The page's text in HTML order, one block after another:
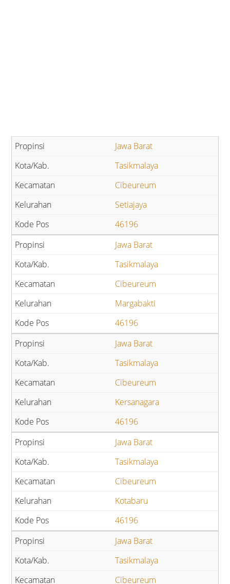
Jawa Barat
Tasikmalaya
Cibeureum
Setiajaya
46196
Jawa Barat
Tasikmalaya
Cibeureum
Margabakti
46196
Jawa Barat
Tasikmalaya
Cibeureum
Kersanagara
46196
Jawa Barat
Tasikmalaya
Cibeureum
Kotabaru
46196
Jawa Barat
Tasikmalaya
Cibeureum